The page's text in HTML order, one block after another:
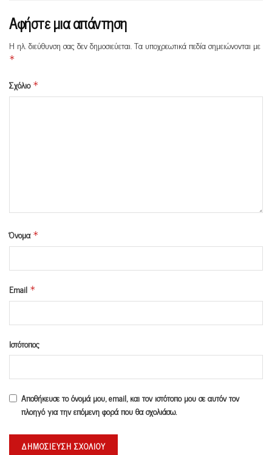
Αφήστε μια απάντηση
Η ηλ. διεύθυνση σας δεν δημοσιεύεται.Τα υποχρεωτικά πεδία σημειώνονται με
*
Σχόλιο *
Όνομα *
Email *
Ιστότοπος
Αποθήκευσε το όνομά μου, email, και τον ιστότοπο μου σε αυτόν τον
πλοηγό για την επόμενη φορά που θα σχολιάσω.